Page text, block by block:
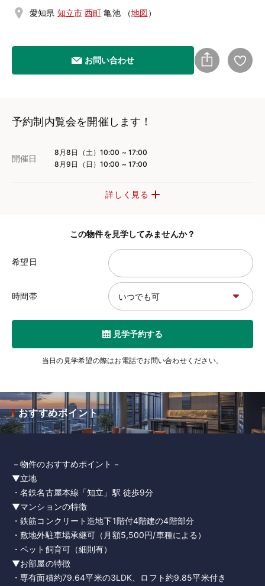
愛知県 知立市 西町 亀池 （地図）
お問い合わせ
予約制内覧会を開催します！
開催日
8月8日（土）10:00 ~ 17:00
8月9日（日）10:00 ~ 17:00
詳しく見る
この物件を見学してみませんか？
希望日
時間帯
見学予約する
当日の見学希望の際はお電話でお問い合わせください。
おすすめポイント
－物件のおすすめポイント－
▼立地
・名鉄名古屋本線「知立」駅 徒歩9分
▼マンションの特徴
・鉄筋コンクリート造地下1階付4階建の4階部分
・敷地外駐車場承継可（月額5,500円/車種による）
・ペット飼育可（細則有）
▼お部屋の特徴
・専有面積約79.64平米の3LDK、ロフト約9.85平米付き